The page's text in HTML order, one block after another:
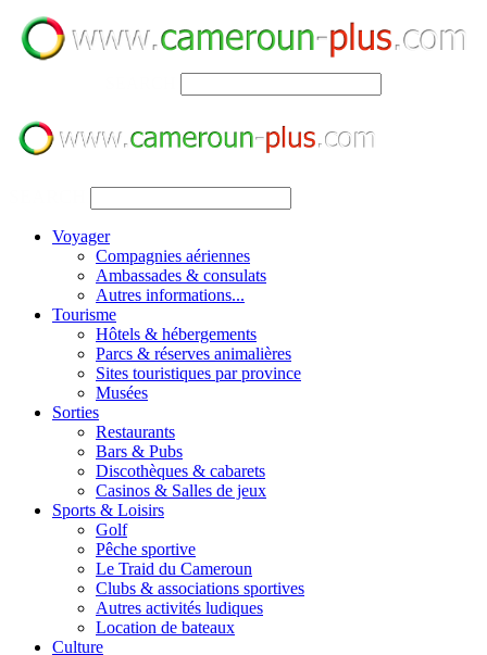
Voyager
Compagnies aériennes
Ambassades & consulats
Autres informations...
Tourisme
Hôtels & hébergements
Parcs & réserves animalières
Sites touristiques par province
Musées
Sorties
Restaurants
Bars & Pubs
Discothèques & cabarets
Casinos & Salles de jeux
Sports & Loisirs
Golf
Pêche sportive
Le Traid du Cameroun
Clubs & associations sportives
Autres activités ludiques
Location de bateaux
Culture